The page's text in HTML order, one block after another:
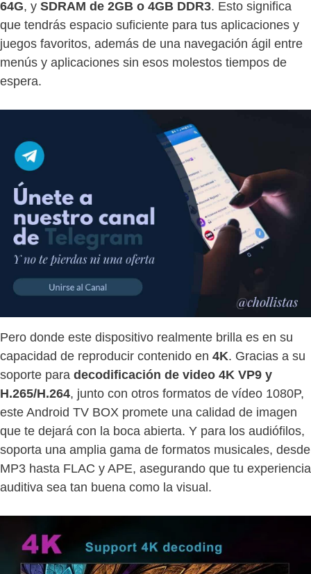
64G, y SDRAM de 2GB o 4GB DDR3. Esto significa
que tendrás espacio suficiente para tus aplicaciones y
juegos favoritos, además de una navegación ágil entre
menús y aplicaciones sin esos molestos tiempos de
espera.
Pero donde este dispositivo realmente brilla es en su
capacidad de reproducir contenido en 4K. Gracias a su
soporte para decodificación de video 4K VP9 y
H.265/H.264, junto con otros formatos de vídeo 1080P,
este Android TV BOX promete una calidad de imagen
que te dejará con la boca abierta. Y para los audiófilos,
soporta una amplia gama de formatos musicales, desde
MP3 hasta FLAC y APE, asegurando que tu experiencia
auditiva sea tan buena como la visual.